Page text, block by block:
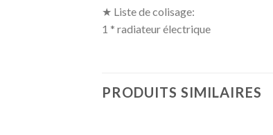
★ Liste de colisage:
1 * radiateur électrique
PRODUITS SIMILAIRES